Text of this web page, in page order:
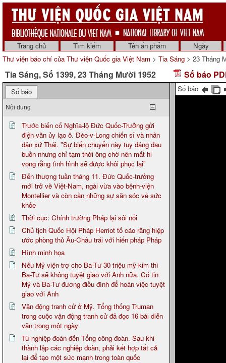
Trang chủ Tìm kiếm Tên ấn phẩm
Ngày
Thư viện báo chí của Thư viện Quốc gia Việt Nam > Tia Sáng > 23 Tháng
Tia Sáng, Số 1399, 23 Tháng Mười 1952 Số báo
Số báo
Nội dung
Trước biến cố Nghĩa-lộ Đức Quốc-Trưởng gửi
điện văn ủy lạo ô. Đèo-v-Long chiến sĩ và nhân
dân xứ Thái. "Sự biến chuyển này tuy đáng đau
buồn nhưng chỉ tạm thời ông chờ nên mất hi
vọng rằng tình hình sẽ được khôi phục lại"
Đến thượng tuần tháng 11. Đức Quốc-trưởng
mới trở về Việt-Nam, ngài vừa vào bệnh-viện
Montellier và còn cần những sự săn sóc về sức
khỏe
Thời cục: Chính trường Pháp lại sôi nổi
Chủ tịch Quốc Hội Pháp Herriot tố cáo rằng hiệp
ước phòng thủ Âu-Châu trái với hiến pháp Pháp
Hình minh họa
Nếu Mỹ viện-trợ cho Ba-Tư 30 triệu mỹ-kim thì
Ba-Tư sẽ không tuyệt giao với Anh nữa. Có tin
Mỹ và Ba-Tư đương điều đình để hoãn việc tuyệt
giao với Anh
Vận động tranh cử ở Mỹ. Tổng thống Truman
trong cuộc vận động tranh cử đã đọc 16 bài diễn
văn trong một ngày
Từ nghiệp đoàn đến Tổng công-đoàn. Sau khi
thành lập các nghiệp đoàn, phải kết hợp tất cả
lại để tạo một sức mạnh trong toàn quốc
Số báo